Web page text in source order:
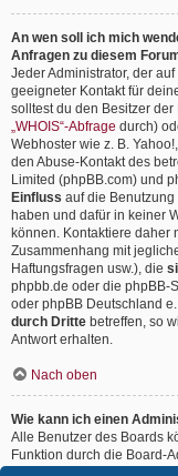
An wen soll ich mich
Anfragen zu diesem
Jeder Administrator, der
geeigneter Kontakt für
solltest du den Besitzer
„WHOIS“-Abfrage durch)
Webhoster wie z. B.
den Abuse-Kontakt des
Limited (phpBB.com) und
Einfluss auf die
haben und dafür in keiner
können. Kontaktiere daher
Zusammenhang mit
Haftungsfragen usw.), die
phpbb.de oder die phpBB-
oder phpBB Deutschland
durch Dritte betreffen, so
Antwort erhalten.
Nach oben
Wie kann ich einen
Alle Benutzer des Boards
Funktion durch die Board-
Mitglieder des Boards